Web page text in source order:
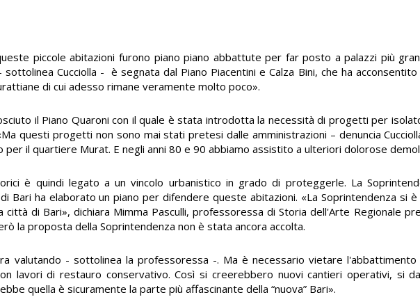
piccole abitazioni furono piano piano abbattute per far posto a palazzi più
Cucciolla - è segnata dal Piano Piacentini e Calza Bini, che ha acconsentito
di cui adesso rimane veramente molto poco».
il Piano Quaroni con il quale è stata introdotta la necessità di progetti per
questi progetti non sono mai stati pretesi dalle amministrazioni – denuncia
il quartiere Murat. E negli anni 80 e 90 abbiamo assistito a ulteriori dolorose
è quindi legato a un vincolo urbanistico in grado di proteggerle. La
Bari ha elaborato un piano per difendere queste abitazioni. «La Soprintendenza si è
città di Bari», dichiara Mimma Pasculli, professoressa di Storia dell'Arte Regionale
la proposta della Soprintendenza non è stata ancora accolta.
valutando - sottolinea la professoressa -. Ma è necessario vietare
lavori di restauro conservativo. Così si creerebbero nuovi cantieri operativi, si
quella è sicuramente la parte più affascinante della “nuova” Bari».